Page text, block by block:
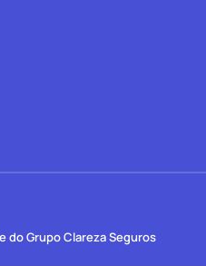
Grupo Clareza Seguros